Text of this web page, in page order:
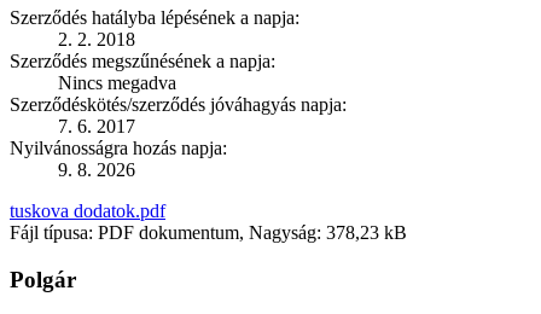
Szerződés hatályba lépésének a napja:
2. 2. 2018
Szerződés megszűnésének a napja:
Nincs megadva
Szerződéskötés/szerződés jóváhagyás napja:
7. 6. 2017
Nyilvánosságra hozás napja:
9. 8. 2026
tuskova dodatok.pdf
Fájl típusa: PDF dokumentum, Nagyság: 378,23 kB
Polgár